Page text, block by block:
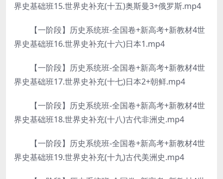
界史基础班15.世界史补充(十五)奥斯曼3+俄罗斯.mp4
【一阶段】历史系统班-全国卷+新高考+新教材4世
界史基础班16.世界史补充(十六)日本1.mp4
【一阶段】历史系统班-全国卷+新高考+新教材4世
界史基础班17.世界史补充(十七)日本2+朝鲜.mp4
【一阶段】历史系统班-全国卷+新高考+新教材4世
界史基础班18.世界史补充(十八)古代非洲史.mp4
【一阶段】历史系统班-全国卷+新高考+新教材4世
界史基础班19.世界史补充(十九)古代美洲史.mp4